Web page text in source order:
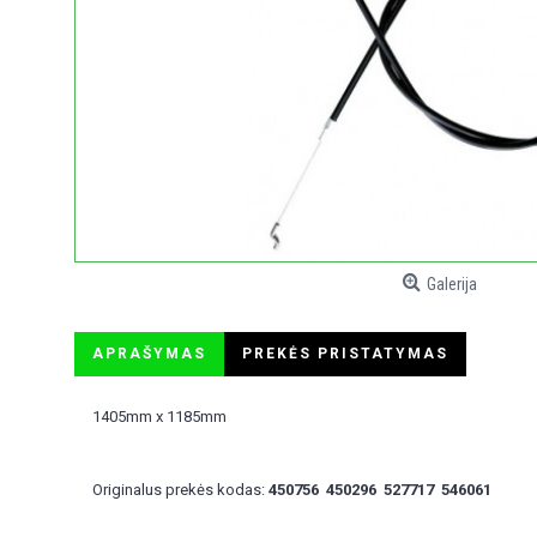
Galerija
APRAŠYMAS PREKĖS PRISTATYMAS
1405mm x 1185mm
Originalus prekės kodas: 450756 450296 527717 546061